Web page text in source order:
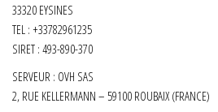
33320 EYSINES
TEL : +33782961235
SIRET : 493-890-370
SERVEUR : OVH SAS
2, RUE KELLERMANN – 59100 ROUBAIX (FRANCE)